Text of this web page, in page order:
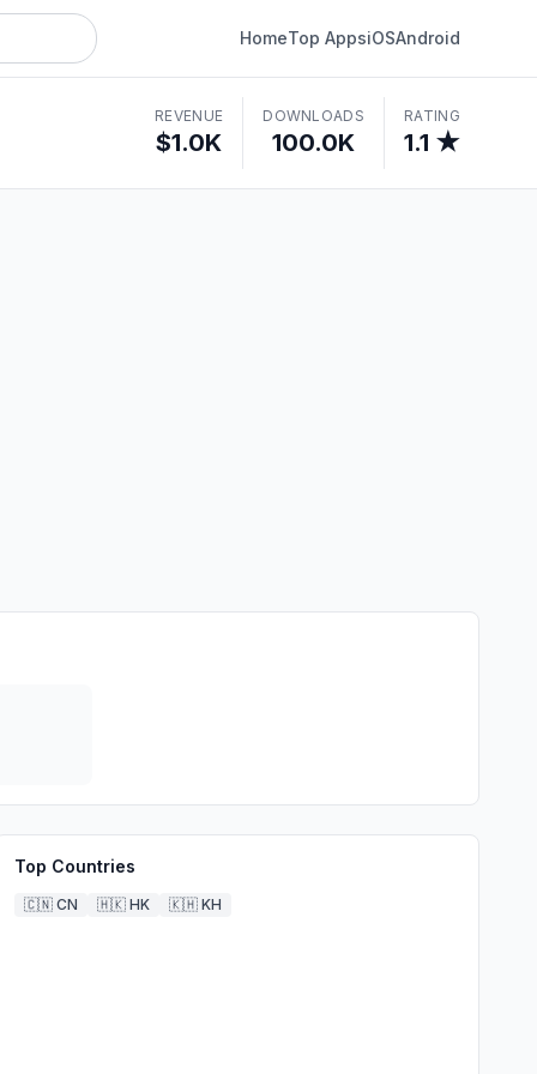
HomeTop AppsiOSAndroid
REVENUE
$1.0K
DOWNLOADS
100.0K
RATING
1.1 ★
Top Countries
🇨🇳 CN 🇭🇰 HK 🇰🇭 KH